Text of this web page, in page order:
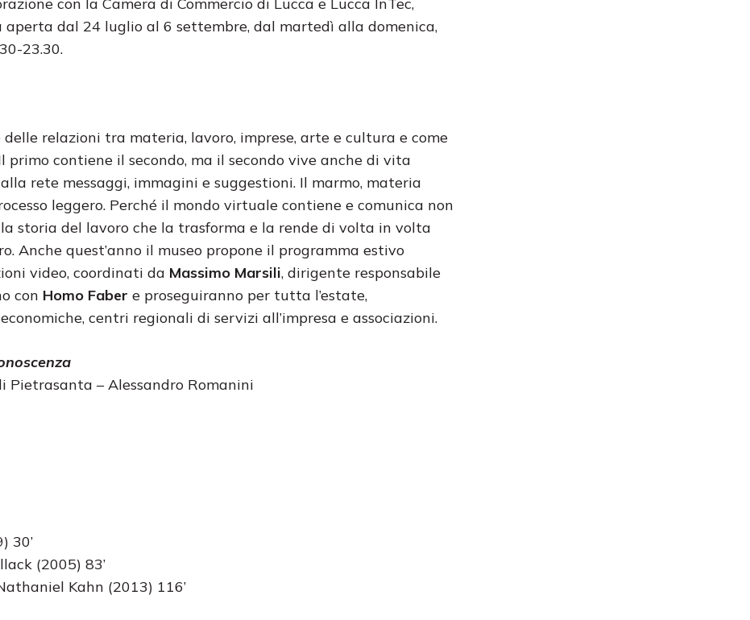
aperta dal 24 luglio al 6 settembre, dal martedì alla domenica,
23.30.
relazioni tra materia, lavoro, imprese, arte e cultura e come
contiene il secondo, ma il secondo vive anche di vita
rete messaggi, immagini e suggestioni. Il marmo, materia
leggero. Perché il mondo virtuale contiene e comunica non
storia del lavoro che la trasforma e la rende di volta in volta
Anche quest’anno il museo propone il programma estivo
video, coordinati da Massimo Marsili, dirigente responsabile
con Homo Faber e proseguiranno per tutta l’estate,
centri regionali di servizi all’impresa e associazioni.
Pietrasanta – Alessandro Romanini
30’
(2005) 83’
Kahn (2013) 116’